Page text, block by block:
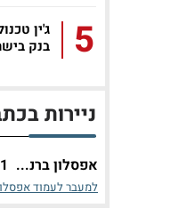
5
ג'ין
בנק
ניירות
אפסלון ברנ...
למעבר לעמוד